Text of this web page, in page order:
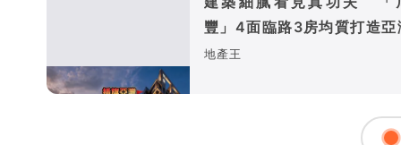
豐」4面臨路3房均質打造亞
震地標
地產王